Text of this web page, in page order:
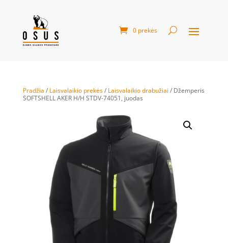
0 prekės
Pradžia / Laisvalaikio prekės/ Laisvalaikio drabužiai / Džemperis
SOFTSHELL AKER H/H STDV-74051, juodas